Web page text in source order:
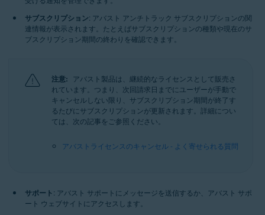
サブスクリプション: アバスト アンチトラック サブスクリプションの関
連情報が表示されます。たとえばサブスクリプションの種類や現在のサ
ブスクリプション期間の終わりを確認できます。
注意: アバスト製品は、継続的なライセンスとして販売さ
れています。つまり、次回請求日までにユーザーが手動で
キャンセルしない限り、サブスクリプション期間が終了す
るたびにサブスクリプションが更新されます。詳細につい
ては、次の記事をご参照ください。
アバストライセンスのキャンセル - よく寄せられる質問
サポート: アバスト サポートにメッセージを送信するか、アバスト サポ
ート ウェブサイトにアクセスします。